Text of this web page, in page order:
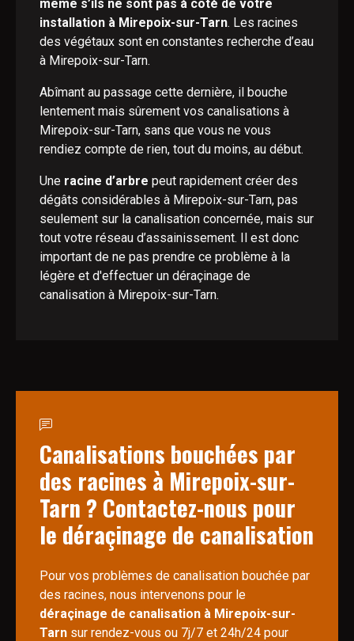
même s’ils ne sont pas à côté de votre
installation à Mirepoix-sur-Tarn. Les racines
des végétaux sont en constantes recherche d’eau
à Mirepoix-sur-Tarn.
Abîmant au passage cette dernière, il bouche
lentement mais sûrement vos canalisations à
Mirepoix-sur-Tarn, sans que vous ne vous
rendiez compte de rien, tout du moins, au début.
Une racine d’arbre peut rapidement créer des
dégâts considérables à Mirepoix-sur-Tarn, pas
seulement sur la canalisation concernée, mais sur
tout votre réseau d’assainissement. Il est donc
important de ne pas prendre ce problème à la
légère et d'effectuer un déraçinage de
canalisation à Mirepoix-sur-Tarn.
Canalisations bouchées par
des racines à Mirepoix-sur-
Tarn ? Contactez-nous pour
le déraçinage de canalisation
Pour vos problèmes de canalisation bouchée par
des racines, nous intervenons pour le
déraçinage de canalisation à Mirepoix-sur-
Tarn sur rendez-vous ou 7j/7 et 24h/24 pour